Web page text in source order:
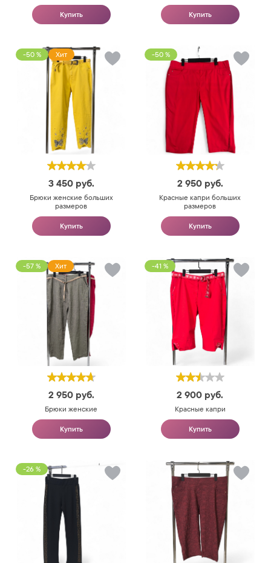
Купить Купить
-50 % Хит
3 450 руб.
Брюки женские больших
размеров
Купить
-50 %
2 950 руб.
Красные капри больших
размеров
Купить
-57 % Хит
2 950 руб.
Брюки женские
Купить
-41 %
2 900 руб.
Красные капри
Купить
-26 %